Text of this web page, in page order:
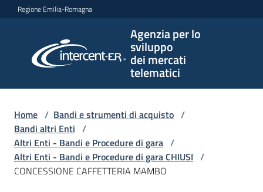
Vai al contenuto
Vai alla navigazione
Vai al footer
Regione Emilia-Romagna
Agenzia per lo
sviluppo
dei mercati
telematici
per lo
sviluppo
telematici
L'Agenzia
Home / Bandi e strumenti di acquisto /
Bandi altri Enti /
Altri Enti - Bandi e Procedure di gara /
Altri Enti - Bandi e Procedure di gara CHIUSI /
CONCESSIONE CAFFETTERIA MAMBO